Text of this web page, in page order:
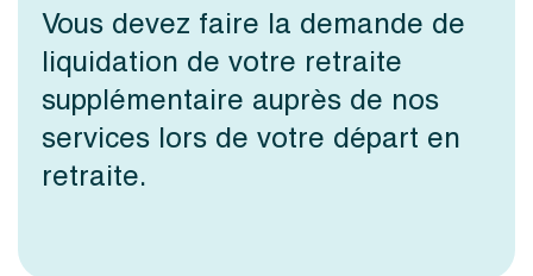
Vous devez faire la demande de
liquidation de votre retraite
supplémentaire auprès de nos
services lors de votre départ en
retraite.